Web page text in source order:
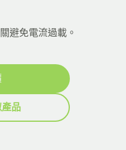
避免電流過載。
品